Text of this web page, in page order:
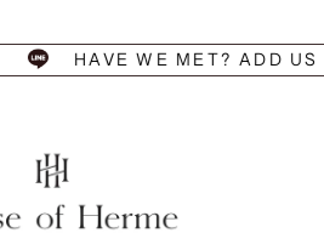
HAVE WE MET? ADD US